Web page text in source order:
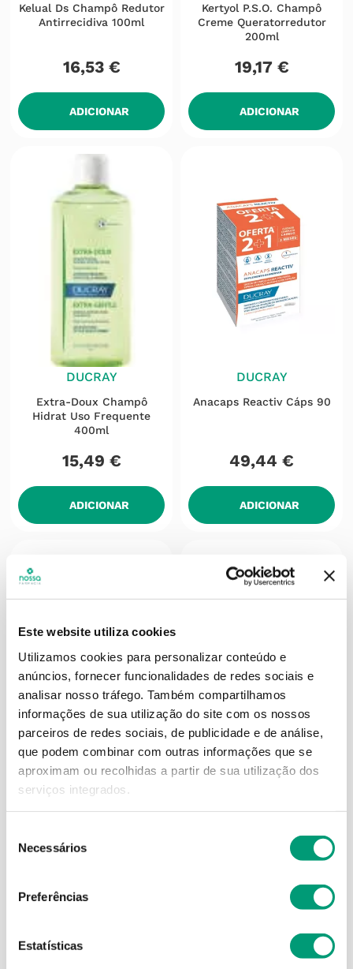
Este website utiliza cookies
Utilizamos cookies para personalizar conteúdo e
anúncios, fornecer funcionalidades de redes sociais e
analisar nosso tráfego. Também compartilhamos
informações de sua utilização do site com os nossos
parceiros de redes sociais, de publicidade e de análise,
que podem combinar com outras informações que se
aproximam ou recolhidas a partir de sua utilização dos
serviços integrados.
Necessários
Preferências
Estatísticas
Kelual Ds Champô Redutor
Antirrecidiva 100ml
16,53 €
ADICIONAR
Kertyol P.s.o. Champô
Creme Queratorredutor
200ml
19,17 €
ADICIONAR
DUCRAY
Extra-Doux Champô
Hidrat Uso Frequente
400ml
15,49 €
ADICIONAR
DUCRAY
Anacaps Reactiv Cáps 90
49,44 €
ADICIONAR
DUCRAY
Elution Champô Dermo
Protect Uso Frequente
19,51
ADICIONAR
DUCRAY
Antirrecidiva P Irritada E
€
ADICIONAR